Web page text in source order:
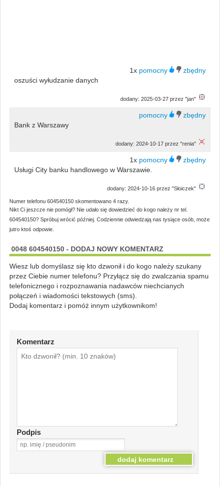
1x
oszuści wyłudzanie danych
dodany: 2025-03-27 przez "jan"
Bank z Warszawy
dodany: 2024-10-17 przez "renia"
1x
Usługi City banku handlowego w Warszawie.
dodany: 2024-10-16 przez "Słoiczek"
Numer telefonu 604540150 skomentowano 4 razy.
Nikt Ci jeszcze nie pomógł? Nie udało się dowiedzieć do kogo należy nr tel.
604540150? Spróbuj wrócić później. Codziennie odwiedzają nas tysiące osób, może
jutro ktoś odpowie.
0048 604540150 - DODAJ NOWY KOMENTARZ
Wiesz lub domyślasz się kto dzwonił i do kogo należy szukany
przez Ciebie numer telefonu? Przyłącz się do zwalczania spamu
telefonicznego i rozpoznawania nadawców niechcianych
połączeń i wiadomości tekstowych (sms).
Dodaj komentarz i pomóż innym użytkownikom!
Komentarz
Podpis